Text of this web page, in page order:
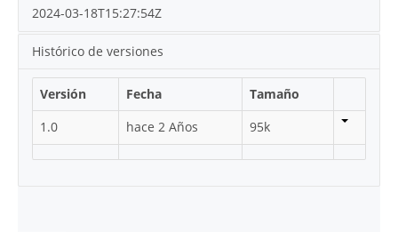
2024-03-18T15:27:54Z
Histórico de versiones
Versión Fecha
Tamaño
1.0
hace 2 Años 95k